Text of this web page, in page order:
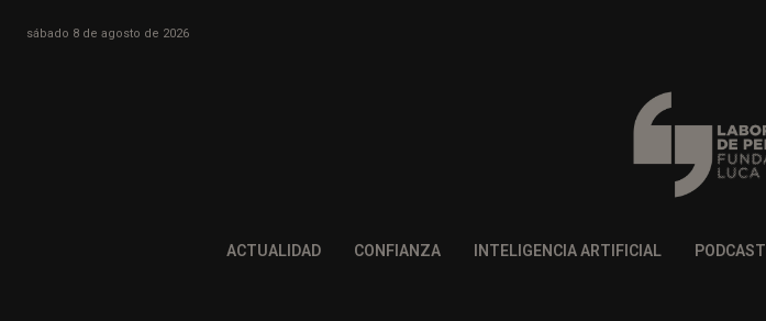
sábado 8 de agosto de 2026
ACTUALIDAD CONFIANZA INTELIGENCIA ARTIFICIAL PODCAST